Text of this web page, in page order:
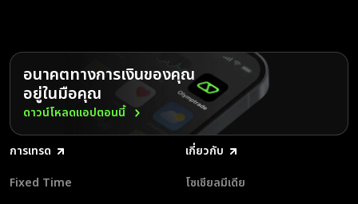
อนาคตทางการเงินของคุณ
อยู่ในมือคุณ
ดาวน์โหลดแอปตอนนี้
การเทรด
Fixed Time
เกี่ยวกับ
โซเชียลมีเดีย